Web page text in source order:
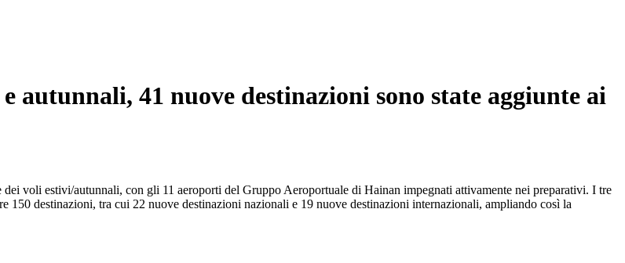
autunnali, 41 nuove destinazioni sono state aggiunte ai
voli estivi/autunnali, con gli 11 aeroporti del Gruppo Aeroportuale di Hainan impegnati attivamente nei preparativi. I tre
destinazioni, tra cui 22 nuove destinazioni nazionali e 19 nuove destinazioni internazionali, ampliando così la